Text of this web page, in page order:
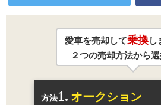
愛車を売却して乗換し
２つの売却方法から選
方法1. オークション